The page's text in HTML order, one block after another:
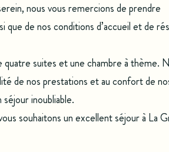
nous vous remercions de prendre
de nos conditions d’accueil et de
suites et une chambre à thème.
de nos prestations et au confort de
inoubliable.
souhaitons un excellent séjour à La